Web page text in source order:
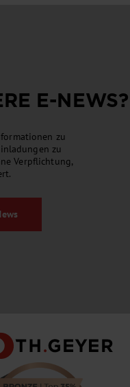
E-NEWS?
zu
zu
Verpflichtung,